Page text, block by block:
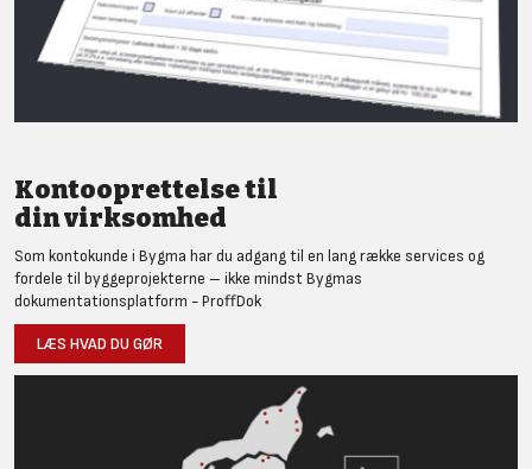
Kontooprettelse til
din virksomhed
Som kontokunde i Bygma har du adgang til en lang række services og
fordele til byggeprojekterne – ikke mindst Bygmas
dokumentationsplatform - ProffDok
LÆS HVAD DU GØR